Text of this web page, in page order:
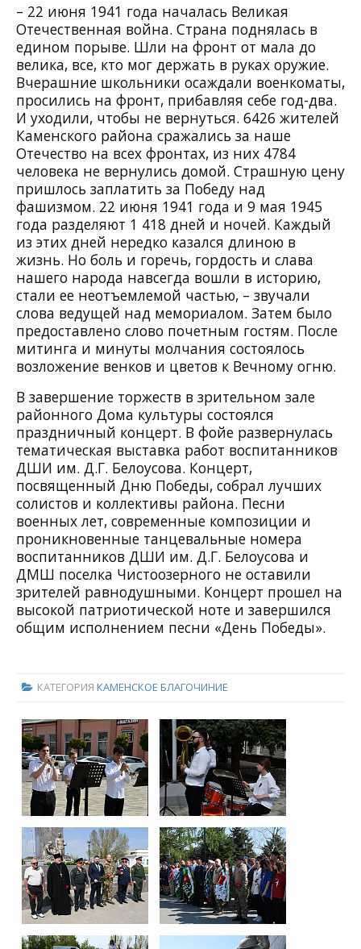
– 22 июня 1941 года началась Великая
Отечественная война. Страна поднялась в
едином порыве. Шли на фронт от мала до
велика, все, кто мог держать в руках оружие.
Вчерашние школьники осаждали военкоматы,
просились на фронт, прибавляя себе год-два.
И уходили, чтобы не вернуться. 6426 жителей
Каменского района сражались за наше
Отечество на всех фронтах, из них 4784
человека не вернулись домой. Страшную цену
пришлось заплатить за Победу над
фашизмом. 22 июня 1941 года и 9 мая 1945
года разделяют 1 418 дней и ночей. Каждый
из этих дней нередко казался длиною в
жизнь. Но боль и горечь, гордость и слава
нашего народа навсегда вошли в историю,
стали ее неотъемлемой частью, – звучали
слова ведущей над мемориалом. Затем было
предоставлено слово почетным гостям. После
митинга и минуты молчания состоялось
возложение венков и цветов к Вечному огню.
В завершение торжеств в зрительном зале
районного Дома культуры состоялся
праздничный концерт. В фойе развернулась
тематическая выставка работ воспитанников
ДШИ им. Д.Г. Белоусова. Концерт,
посвященный Дню Победы, собрал лучших
солистов и коллективы района. Песни
военных лет, современные композиции и
проникновенные танцевальные номера
воспитанников ДШИ им. Д.Г. Белоусова и
ДМШ поселка Чистоозерного не оставили
зрителей равнодушными. Концерт прошел на
высокой патриотической ноте и завершился
общим исполнением песни «День Победы».
КАТЕГОРИЯ КАМЕНСКОЕ БЛАГОЧИНИЕ